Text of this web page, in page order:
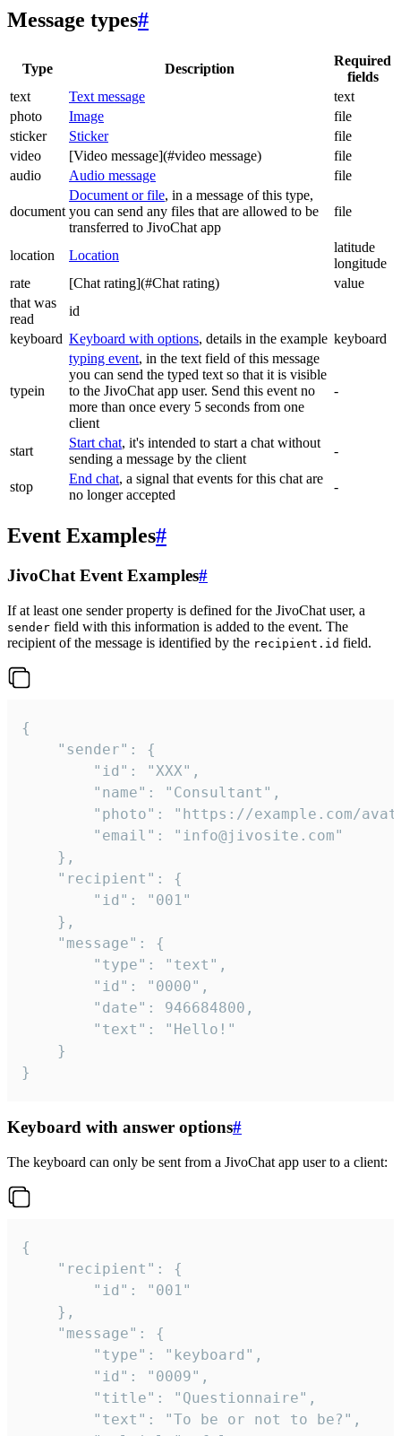
Message types#
Type Description
Required
fields
text
Text message
text
photo
Image
file
sticker
Sticker
file
video
[Video message](#video message)
file
audio
Audio message file
document
Document or file, in a message of this type,
you can send any files that are allowed to be
transferred to JivoChat app
file
location Location
latitude
longitude
rate
[Chat rating](#Chat rating)
value
that was
read
id
keyboard Keyboard with options, details in the example keyboard
typein
typing event, in the text field of this message
you can send the typed text so that it is visible
to the JivoChat app user. Send this event no
more than once every 5 seconds from one
client
-
start
Start chat, it's intended to start a chat without
sending a message by the client
-
stop
End chat, a signal that events for this chat are
no longer accepted
-
Event Examples#
JivoChat Event Examples#
If at least one sender property is defined for the JivoChat user, a
sender field with this information is added to the event. The
recipient of the message is identified by the recipient.id field.
{
}
Keyboard with answer options#
The keyboard can only be sent from a JivoChat app user to a client:
{